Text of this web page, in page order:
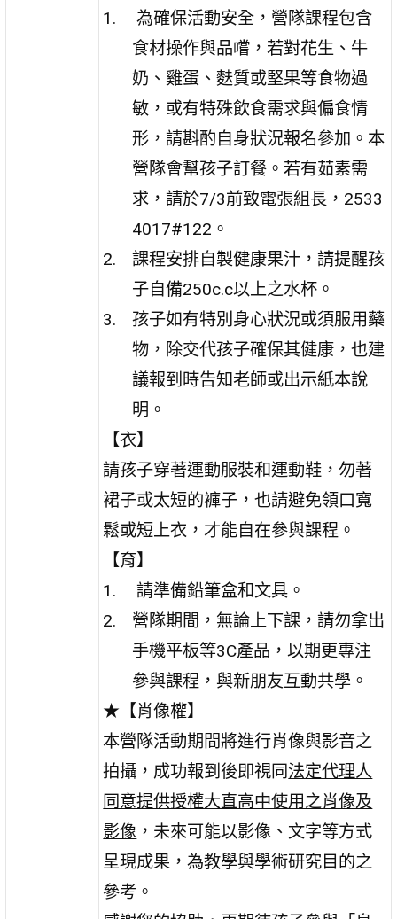
為確保活動安全，營隊課程包含
食材操作與品嚐，若對花生、牛
奶、雞蛋、麩質或堅果等食物過
敏，或有特殊飲食需求與偏食情
形，請斟酌自身狀況報名參加。本
營隊會幫孩子訂餐。若有茹素需
求，請於7/3前致電張組長，2533
4017#122。
課程安排自製健康果汁，請提醒孩
子自備250c.c以上之水杯。
孩子如有特別身心狀況或須服用藥
物，除交代孩子確保其健康，也建
議報到時告知老師或出示紙本說
明。
【衣】
請孩子穿著運動服裝和運動鞋，勿著
裙子或太短的褲子，也請避免領口寬
鬆或短上衣，才能自在參與課程。
【育】
請準備鉛筆盒和文具。
營隊期間，無論上下課，請勿拿出
手機平板等3C產品，以期更專注
參與課程，與新朋友互動共學。
★【肖像權】
本營隊活動期間將進行肖像與影音之
拍攝，成功報到後即視同法定代理人
同意提供授權大直高中使用之肖像及
影像 ，未來可能以影像、文字等方式
呈現成果，為教學與學術研究目的之
參考。